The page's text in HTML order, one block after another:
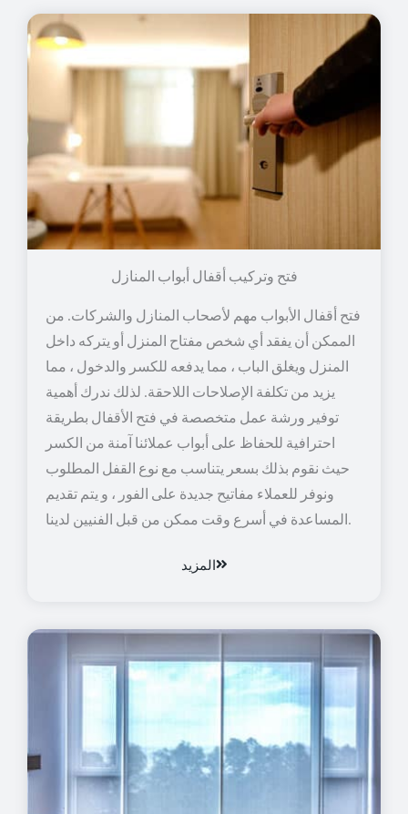
فتح وتركيب أقفال أبواب المنازل
فتح أقفال الأبواب مهم لأصحاب المنازل والشركات. من
الممكن أن يفقد أي شخص مفتاح المنزل أو يتركه داخل
المنزل ويغلق الباب ، مما يدفعه للكسر والدخول ، مما
يزيد من تكلفة الإصلاحات اللاحقة. لذلك ندرك أهمية
توفير ورشة عمل متخصصة في فتح الأقفال بطريقة
احترافية للحفاظ على أبواب عملائنا آمنة من الكسر
حيث نقوم بذلك بسعر يتناسب مع نوع القفل المطلوب
ونوفر للعملاء مفاتيح جديدة على الفور ، و يتم تقديم
المساعدة في أسرع وقت ممكن من قبل الفنيين لدينا.
المزيد